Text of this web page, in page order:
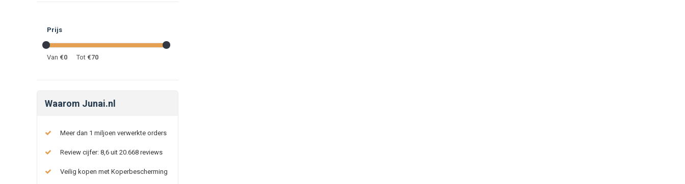
Prijs
Van €0 Tot €70
Waarom Junai.nl
Meer dan 1 miljoen verwerkte orders
Review cijfer: 8,6 uit 20.668 reviews
Veilig kopen met Koperbescherming